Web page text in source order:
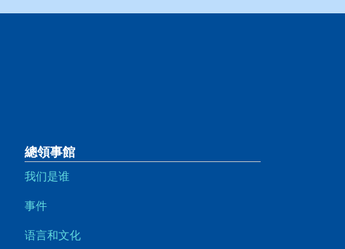
總領事館
我们是谁
事件
语言和文化